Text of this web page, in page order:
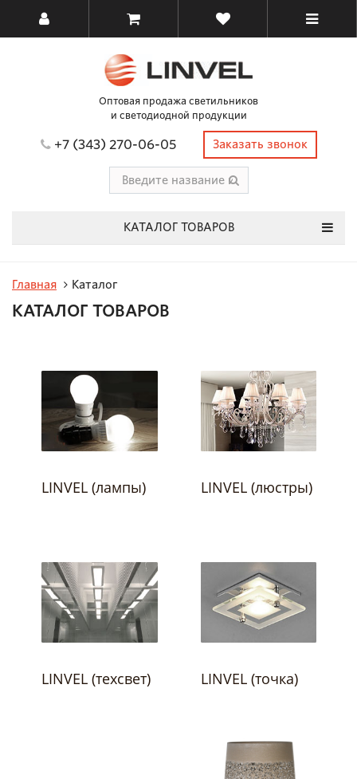
Оптовая продажа светильников
и светодиодной продукции
+7 (343) 270-06-05 Заказать звонок
КАТАЛОГ ТОВАРОВ
Главная Каталог
КАТАЛОГ ТОВАРОВ
LINVEL (лампы) LINVEL (люстры)
LINVEL (техсвет) LINVEL (точка)